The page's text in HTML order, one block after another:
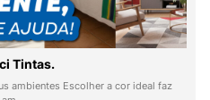
Tintas.
ambientes Escolher a cor ideal faz